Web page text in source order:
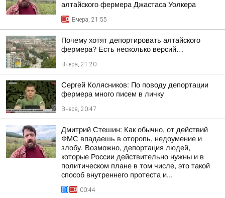
алтайского фермера Джастаса Уолкера
Вчера, 21:55
Почему хотят депортировать алтайского
фермера? Есть несколько версий…
Вчера, 21:20
Сергей Колясников: По поводу депортации
фермера много писем в личку
Вчера, 20:47
Дмитрий Стешин: Как обычно, от действий
ФМС впадаешь в оторопь, недоумение и
злобу. Возможно, депортация людей,
которые России действительно нужны и в
политическом плане в том числе, это такой
способ внутреннего протеста и...
00:44